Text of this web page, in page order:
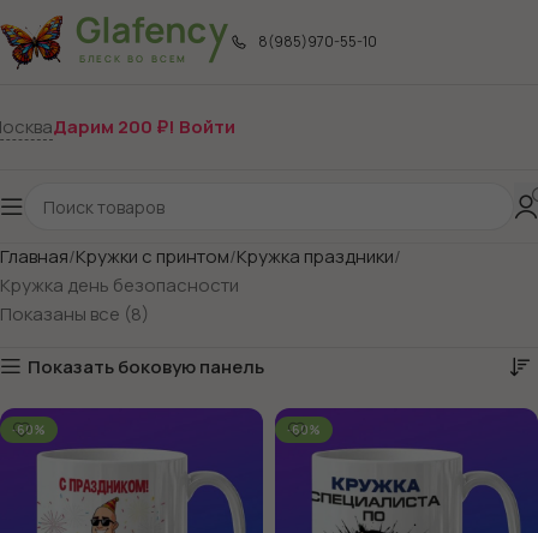
8(985)970-55-10
Дарим 200 ₽! Войти
Главная Кружки с принтом Кружка праздники
Кружка день безопасности
Показаны все (8)
Показать боковую панель
-60% -60%